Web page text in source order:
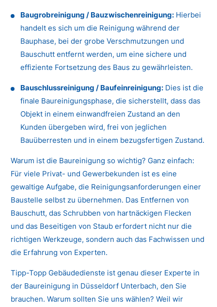
Baugrobreinigung / Bauzwischenreinigung: Hierbei
handelt es sich um die Reinigung während der
Bauphase, bei der grobe Verschmutzungen und
Bauschutt entfernt werden, um eine sichere und
effiziente Fortsetzung des Baus zu gewährleisten.
Bauschlussreinigung / Baufeinreinigung: Dies ist die
finale Baureinigungsphase, die sicherstellt, dass das
Objekt in einem einwandfreien Zustand an den
Kunden übergeben wird, frei von jeglichen
Bauüberresten und in einem bezugsfertigen Zustand.
Warum ist die Baureinigung so wichtig? Ganz einfach:
Für viele Privat- und Gewerbekunden ist es eine
gewaltige Aufgabe, die Reinigungsanforderungen einer
Baustelle selbst zu übernehmen. Das Entfernen von
Bauschutt, das Schrubben von hartnäckigen Flecken
und das Beseitigen von Staub erfordert nicht nur die
richtigen Werkzeuge, sondern auch das Fachwissen und
die Erfahrung von Experten.
Tipp-Topp Gebäudedienste ist genau dieser Experte in
der Baureinigung in Düsseldorf Unterbach, den Sie
brauchen. Warum sollten Sie uns wählen? Weil wir